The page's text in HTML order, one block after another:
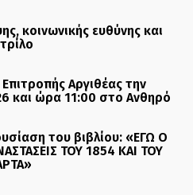
κοινωνικής ευθύνης και
Αργιθέας την
και ώρα 11:00 στο Ανθηρό
του βιβλίου: «ΕΓΩ Ο
ΤΟΥ 1854 ΚΑΙ ΤΟΥ